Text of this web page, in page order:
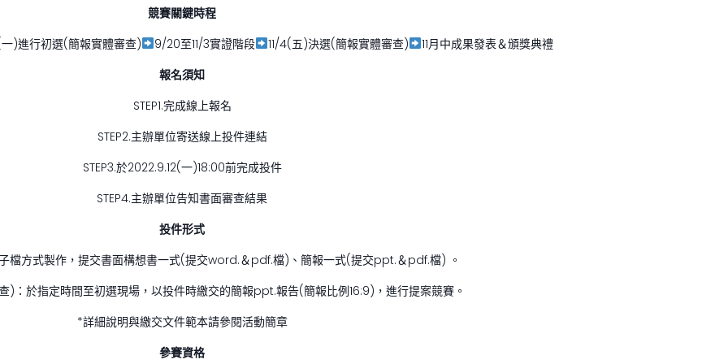
競賽關鍵時程
)進行初選(簡報實體審查)
9/20至11/3實證階段 11/4(五)決選(簡報實體審查)
11月中成果發表＆頒獎典禮
報名須知
STEP1.完成線上報名
STEP2.主辦單位寄送線上投件連結
STEP3.於2022.9.12(一)18:00前完成投件
STEP4.主辦單位告知書面審查結果
投件形式
檔方式製作，提交書面構想書一式(提交word.＆pdf.檔)、簡報一式(提交ppt.＆pdf.檔) 。
：於指定時間至初選現場，以投件時繳交的簡報ppt.報告(簡報比例16:9)，進行提案競賽。
*詳細說明與繳交文件範本請參閱活動簡章
參賽資格